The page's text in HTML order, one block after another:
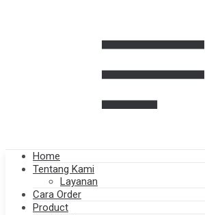
Home
Tentang Kami
Layanan
Cara Order
Product